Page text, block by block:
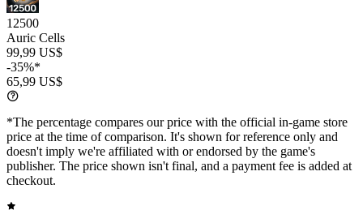
12500
Auric Cells
99,99 US$
-35%*
65,99 US$
*The percentage compares our price with the official in-game store
price at the time of comparison. It's shown for reference only and
doesn't imply we're affiliated with or endorsed by the game's
publisher. The price shown isn't final, and a payment fee is added at
checkout.